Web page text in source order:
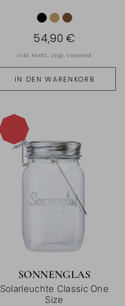
IN DEN WARENKORB
54,90 €
inkl. MwSt., zzgl.Versand
-16%
SONNENGLAS
Solarleuchte Classic One
Size